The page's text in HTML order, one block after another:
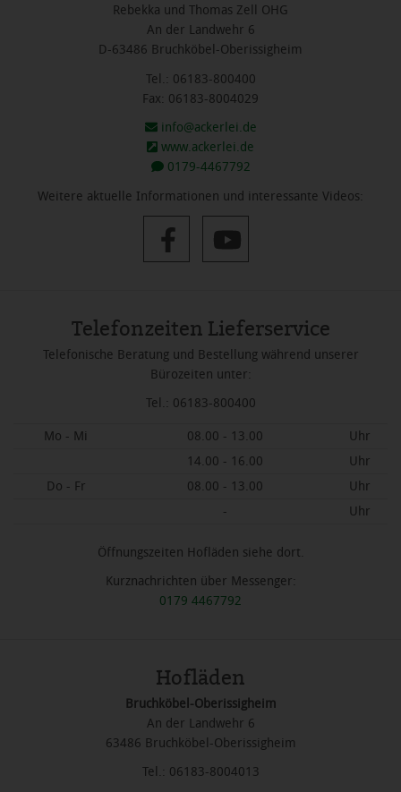
Rebekka und Thomas Zell OHG
An der Landwehr 6
D-63486 Bruchköbel-Oberissigheim
Tel.: 06183-800400
Fax: 06183-8004029
info@ackerlei.de
www.ackerlei.de
0179-4467792
Weitere aktuelle Informationen und interessante Videos:
Telefonzeiten Lieferservice
Telefonische Beratung und Bestellung während unserer
Bürozeiten unter:
Tel.: 06183-800400
Mo - Mi 08.00 - 13.00
Uhr
14.00 - 16.00
Uhr
Do - Fr
08.00 - 13.00
Uhr
-
Uhr
Öffnungszeiten Hofläden siehe dort.
Kurznachrichten über Messenger:
0179 4467792
Hofläden
Bruchköbel-Oberissigheim
An der Landwehr 6
63486 Bruchköbel-Oberissigheim
Tel.: 06183-8004013